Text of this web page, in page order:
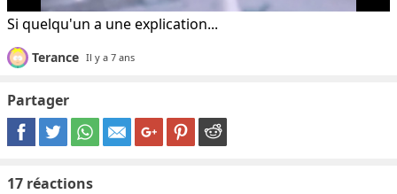
Si quelqu'un a une explication...
Terance Il y a 7 ans
Partager
17 réactions